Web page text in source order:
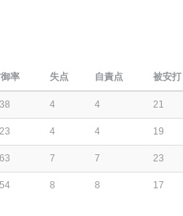
御率 失点 自責点 被安打
4 4 21
4 4 19
7 7 23
8 8 17